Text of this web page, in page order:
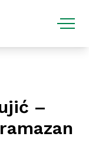
–